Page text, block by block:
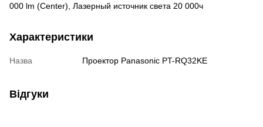
000 lm (Center), Лазерный источник света 20 000ч
Характеристики
Назва Проектор Panasonic PT-RQ32KE
Відгуки